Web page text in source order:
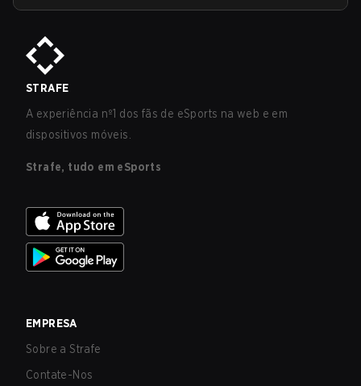
STRAFE
A experiência nº1 dos fãs de eSports na web e em
dispositivos móveis.
Strafe, tudo em eSports
EMPRESA
Sobre a Strafe
Contate-Nos